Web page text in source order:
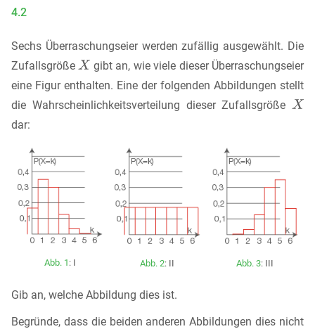
4.2
Sechs Überraschungseier werden zufällig ausgewählt. Die
Zufallsgröße
gibt an, wie viele dieser Überraschungseier
eine Figur enthalten. Eine der folgenden Abbildungen stellt
die Wahrscheinlichkeitsverteilung dieser Zufallsgröße
dar:
Abb. 1 : I Abb. 2: II Abb. 3: III
Gib an, welche Abbildung dies ist.
Begründe, dass die beiden anderen Abbildungen dies nicht